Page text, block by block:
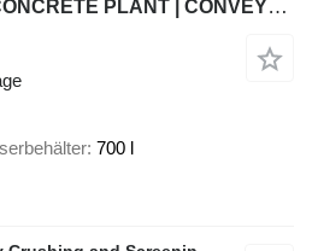
FABO COMPACT-110 CONCRETE PLANT | CONVEYOR TYPE
700 l